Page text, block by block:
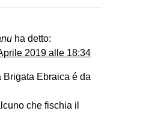
ha detto:
2019 alle 18:34
Brigata Ebraica é da
che fischia il